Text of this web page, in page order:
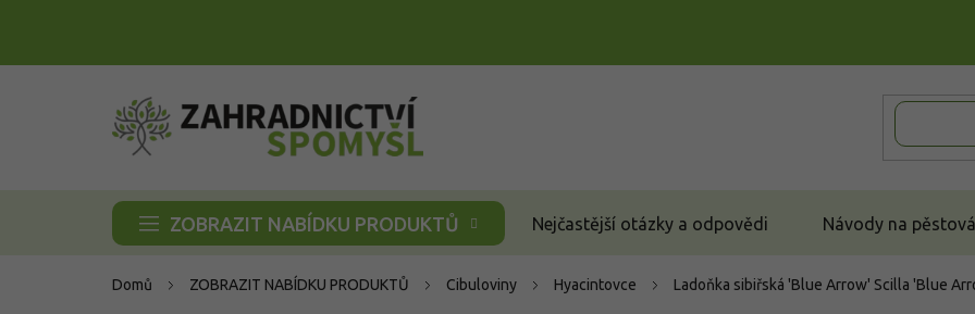
ZOBRAZIT NABÍDKU PRODUKTŮ Nejčastější otázky a odpovědi Návody na
Domů ZOBRAZIT NABÍDKU PRODUKTŮ Cibuloviny Hyacintovce Ladoňka sibiřská 'Blue Arrow' Scilla 'Blue